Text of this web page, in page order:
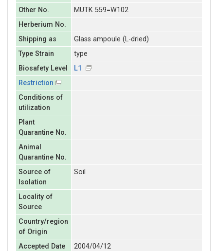
Other No.
MUTK 559=W102
Herberium No.
Shipping as
Glass ampoule (L-dried)
Type Strain
type
Biosafety Level
L1
Restriction
Conditions of
utilization
Plant
Quarantine No.
Animal
Quarantine No.
Source of
Isolation
Soil
Locality of
Source
Country/region
of Origin
Accepted Date
2004/04/12